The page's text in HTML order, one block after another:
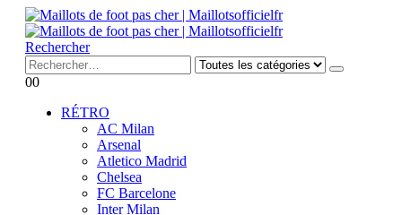
Rechercher
00
RÉTRO
AC Milan
Arsenal
Atletico Madrid
Chelsea
FC Barcelone
Inter Milan